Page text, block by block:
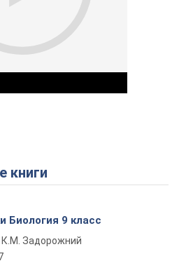
Play Video
книги
Биология 9 класс
К.М. Задорожний